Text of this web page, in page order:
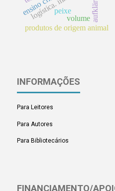
produtos de origem animal
peixe
volume
INFORMAÇÕES
Para Leitores
Para Autores
Para Bibliotecários
FINANCIAMENTO/